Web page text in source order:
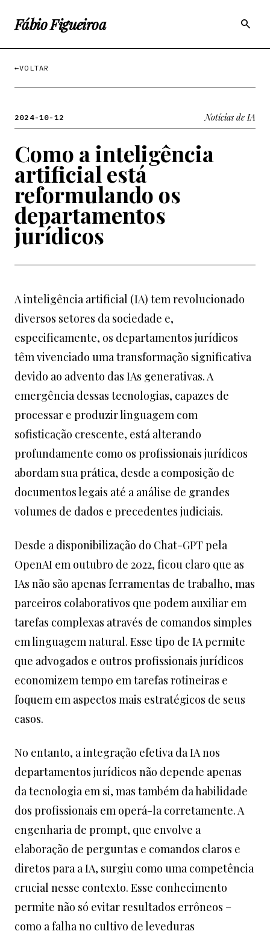
Fábio Figueiroa search
←VOLTAR
2024-10-12 Notícias de IA
Como a inteligência
artificial está
reformulando os
departamentos
jurídicos
A inteligência artificial (IA) tem revolucionado
diversos setores da sociedade e,
especificamente, os departamentos jurídicos
têm vivenciado uma transformação significativa
devido ao advento das IAs generativas. A
emergência dessas tecnologias, capazes de
processar e produzir linguagem com
sofisticação crescente, está alterando
profundamente como os profissionais jurídicos
abordam sua prática, desde a composição de
documentos legais até a análise de grandes
volumes de dados e precedentes judiciais.
Desde a disponibilização do Chat-GPT pela
OpenAI em outubro de 2022, ficou claro que as
IAs não são apenas ferramentas de trabalho, mas
parceiros colaborativos que podem auxiliar em
tarefas complexas através de comandos simples
em linguagem natural. Esse tipo de IA permite
que advogados e outros profissionais jurídicos
economizem tempo em tarefas rotineiras e
foquem em aspectos mais estratégicos de seus
casos.
No entanto, a integração efetiva da IA nos
departamentos jurídicos não depende apenas
da tecnologia em si, mas também da habilidade
dos profissionais em operá-la corretamente. A
engenharia de prompt, que envolve a
elaboração de perguntas e comandos claros e
diretos para a IA, surgiu como uma competência
crucial nesse contexto. Esse conhecimento
permite não só evitar resultados errôneos –
como a falha no cultivo de leveduras